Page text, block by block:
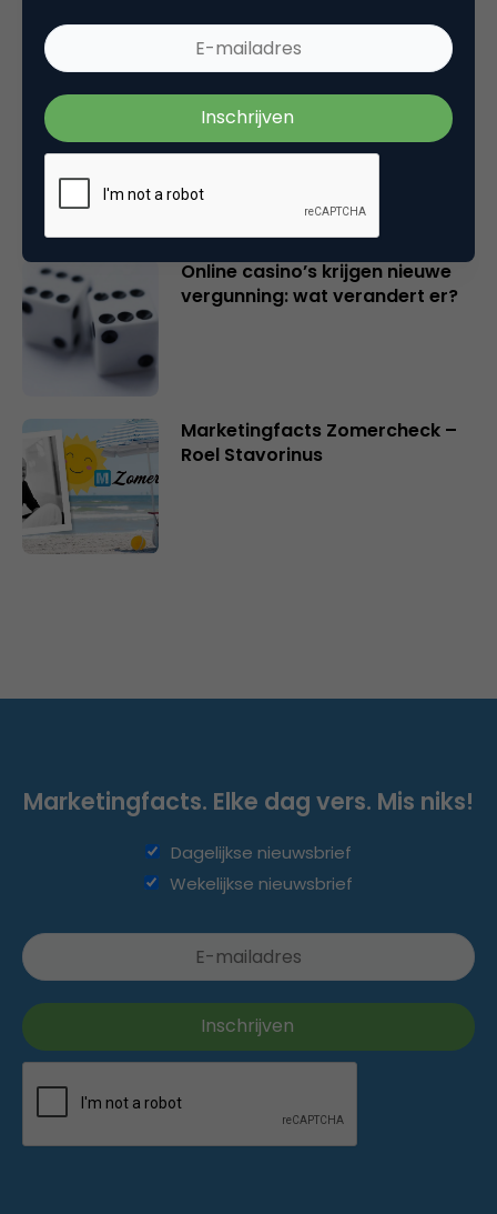
Marketingfacts Zomercheck –
Durk Bosma
Online casino’s krijgen nieuwe
vergunning: wat verandert er?
Marketingfacts Zomercheck –
Roel Stavorinus
Marketingfacts. Elke dag vers. Mis niks!
Dagelijkse nieuwsbrief
Wekelijkse nieuwsbrief